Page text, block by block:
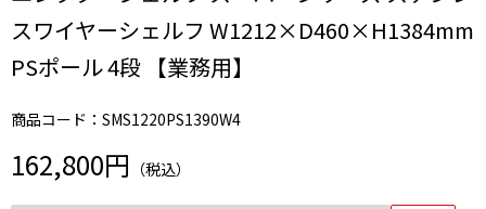
スワイヤーシェルフ W1212×D460×H1384mm
PSポール 4段 【業務用】
商品コード：SMS1220PS1390W4
162,800円 （税込）